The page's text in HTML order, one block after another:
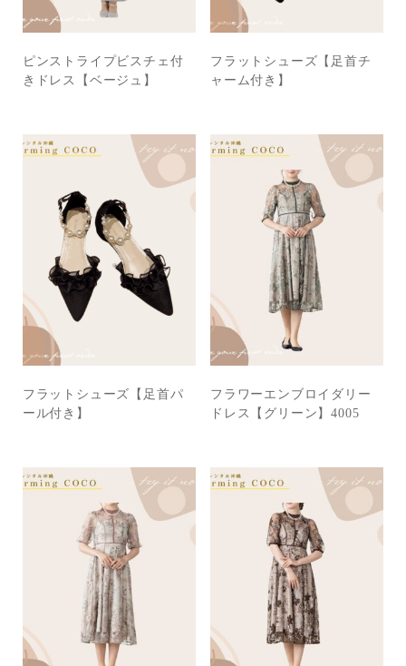
ピンストライプビスチェ付
きドレス【ベージュ】
フラットシューズ【足首チ
ャーム付き】
フラットシューズ【足首パ
ール付き】
フラワーエンブロイダリー
ドレス【グリーン】4005